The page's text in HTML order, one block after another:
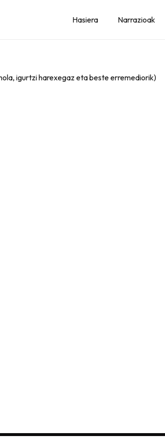
Hasiera Narrazioak
igurtzi harexegaz eta beste erremediorik)